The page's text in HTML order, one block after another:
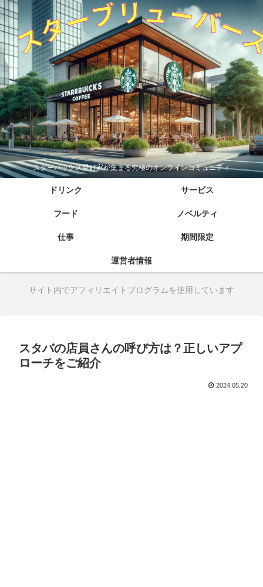
スターバックス愛好家が集まる究極のオンラインコミュニティ
ドリンク サービス
フード ノベルティ
仕事 期間限定
運営者情報
サイト内でアフィリエイトプログラムを使用しています
スタバの店員さんの呼び方は？正しいアプ
ローチをご紹介
2024.05.20